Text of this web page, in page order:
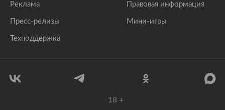
Реклама
Пресс-релизы
Техподдержка
Правовая информация
Мини-игры
18 +